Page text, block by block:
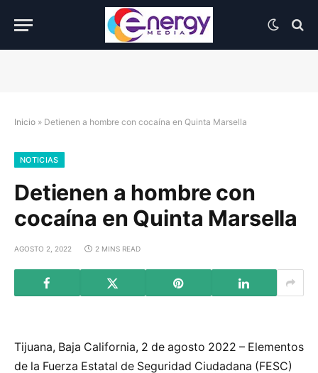
Inicio » Detienen a hombre con cocaína en Quinta Marsella
NOTICIAS
Detienen a hombre con
cocaína en Quinta Marsella
AGOSTO 2, 2022 2 MINS READ
Tijuana, Baja California, 2 de agosto 2022 – Elementos
de la Fuerza Estatal de Seguridad Ciudadana (FESC)